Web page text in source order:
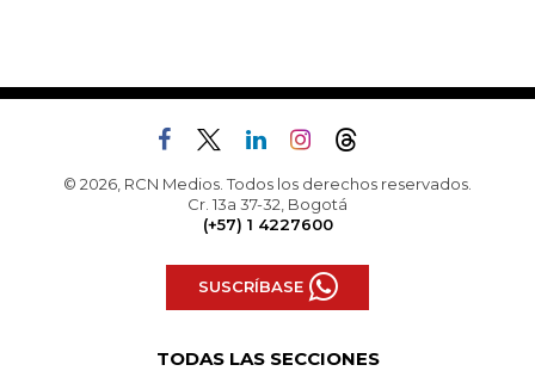
© 2026, RCN Medios. Todos los derechos reservados.
Cr. 13a 37-32, Bogotá
(+57) 1 4227600
SUSCRÍBASE
TODAS LAS SECCIONES